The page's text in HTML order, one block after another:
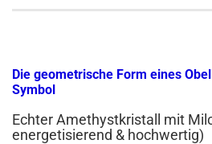
Die geometrische Form eines
Symbol
Echter Amethystkristall mit
energetisierend & hochwertig)